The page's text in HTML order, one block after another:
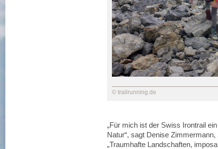
© trailrunning.de
„Für mich ist der Swiss Irontrail
Natur“, sagt Denise
„Traumhafte Landschaften,